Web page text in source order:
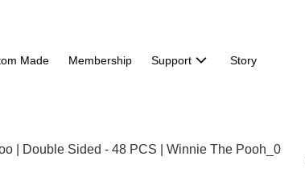
Made Membership Support Story